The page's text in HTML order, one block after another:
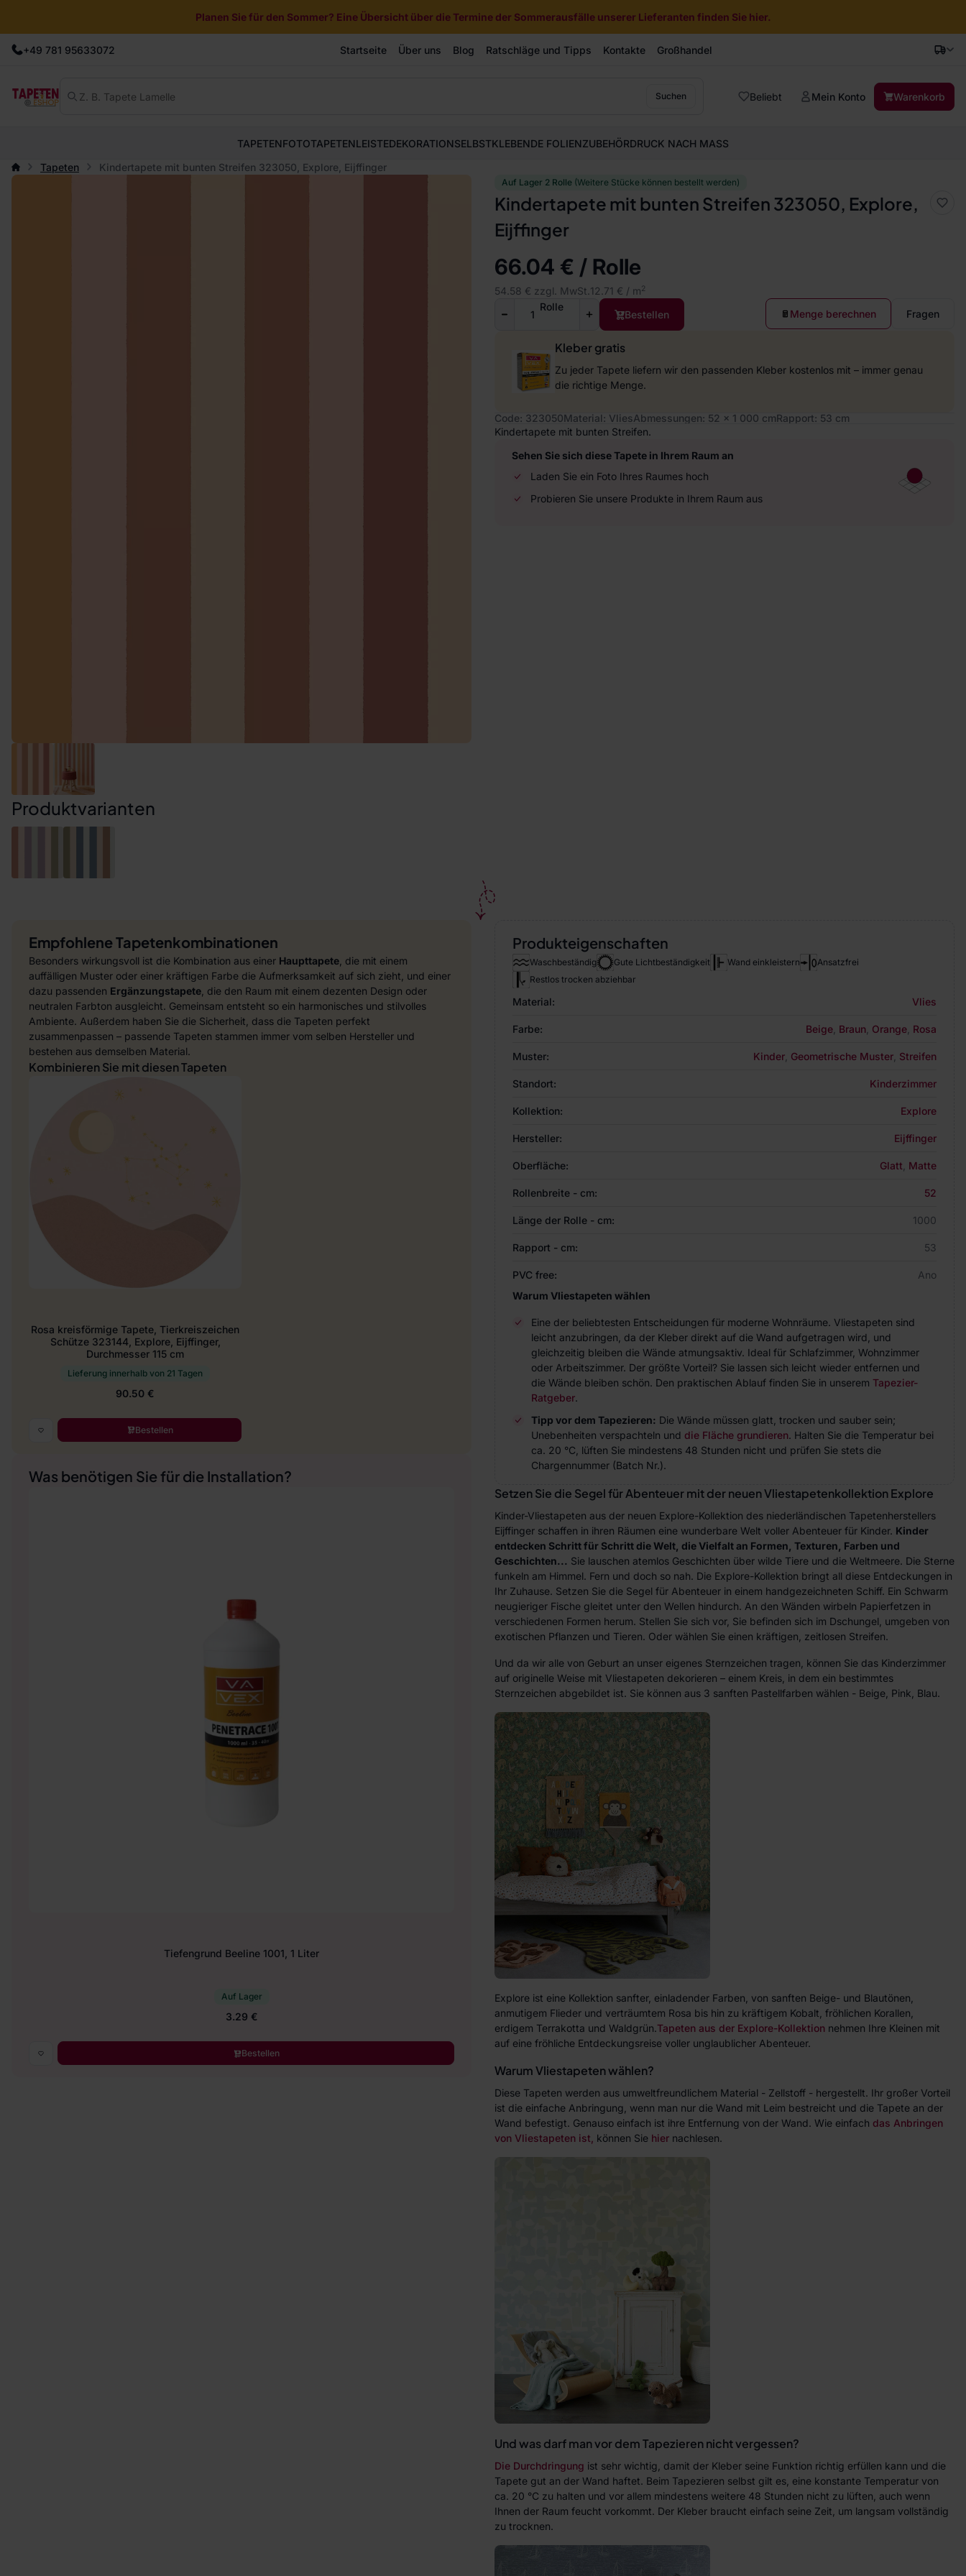
Planen Sie für den Sommer? Eine Übersicht über die Termine der Sommerausfälle unserer Lieferanten finden Sie hier.
+49 781 95633072 Startseite Über uns Blog Ratschläge und Tipps Kontakte Großhandel
Suchen Beliebt Mein Konto Warenkorb
TAPETENFOTOTAPETENLEISTEDEKORATIONSELBSTKLEBENDE FOLIENZUBEHÖRDRUCK NACH MASS
Tapeten
Kindertapete mit bunten Streifen 323050, Explore, Eijffinger
Auf Lager 2 Rolle (Weitere Stücke können bestellt werden)
Kindertapete mit bunten Streifen 323050, Explore,
Eijffinger
66.04 € / Rolle
54.58 € zzgl. MwSt. 12.71 € / m2
Rolle
Bestellen Menge berechnen Fragen
Kleber gratis
Zu jeder Tapete liefern wir den passenden Kleber kostenlos mit – immer genau
die richtige Menge.
Code: 323050Material: VliesAbmessungen: 52 x 1 000 cmRapport: 53 cm
Kindertapete mit bunten Streifen.
Sehen Sie sich diese Tapete in Ihrem Raum an
Laden Sie ein Foto Ihres Raumes hoch
Probieren Sie unsere Produkte in Ihrem Raum aus
Produktvarianten
Produkteigenschaften
Waschbeständig Gute Lichtbeständigkeit Wand einkleistern
Ansatzfrei
Restlos trocken abziehbar
Material: Vlies
Farbe: Beige Braun Orange Rosa
Muster: Kinder Geometrische Muster Streifen
Standort: Kinderzimmer
Kollektion: Explore
Hersteller: Eijffinger
Oberfläche: Glatt Matte
Rollenbreite - cm: 52
Länge der Rolle - cm: 1000
Rapport - cm: 53
PVC free:
Ano
Warum Vliestapeten wählen
Eine der beliebtesten Entscheidungen für moderne Wohnräume. Vliestapeten sind
leicht anzubringen, da der Kleber direkt auf die Wand aufgetragen wird, und
gleichzeitig bleiben die Wände atmungsaktiv. Ideal für Schlafzimmer, Wohnzimmer
oder Arbeitszimmer. Der größte Vorteil? Sie lassen sich leicht wieder entfernen und
die Wände bleiben schön. Den praktischen Ablauf finden Sie in unserem Tapezier-
Ratgeber.
Tipp vor dem Tapezieren: Die Wände müssen glatt, trocken und sauber sein;
Unebenheiten verspachteln und die Fläche grundieren. Halten Sie die Temperatur bei
ca. 20 °C, lüften Sie mindestens 48 Stunden nicht und prüfen Sie stets die
Chargennummer (Batch Nr.).
Setzen Sie die Segel für Abenteuer mit der neuen Vliestapetenkollektion Explore
Kinder-Vliestapeten aus der neuen Explore-Kollektion des niederländischen Tapetenherstellers
Eijffinger schaffen in ihren Räumen eine wunderbare Welt voller Abenteuer für Kinder. Kinder
entdecken Schritt für Schritt die Welt, die Vielfalt an Formen, Texturen, Farben und
Geschichten... Sie lauschen atemlos Geschichten über wilde Tiere und die Weltmeere. Die Sterne
funkeln am Himmel. Fern und doch so nah. Die Explore-Kollektion bringt all diese Entdeckungen in
Ihr Zuhause. Setzen Sie die Segel für Abenteuer in einem handgezeichneten Schiff. Ein Schwarm
neugieriger Fische gleitet unter den Wellen hindurch. An den Wänden wirbeln Papierfetzen in
verschiedenen Formen herum. Stellen Sie sich vor, Sie befinden sich im Dschungel, umgeben von
exotischen Pflanzen und Tieren. Oder wählen Sie einen kräftigen, zeitlosen Streifen.
Und da wir alle von Geburt an unser eigenes Sternzeichen tragen, können Sie das Kinderzimmer
auf originelle Weise mit Vliestapeten dekorieren – einem Kreis, in dem ein bestimmtes
Sternzeichen abgebildet ist. Sie können aus 3 sanften Pastellfarben wählen - Beige, Pink, Blau.
Explore ist eine Kollektion sanfter, einladender Farben, von sanften Beige- und Blautönen,
anmutigem Flieder und verträumtem Rosa bis hin zu kräftigem Kobalt, fröhlichen Korallen,
erdigem Terrakotta und Waldgrün.Tapeten aus der Explore-Kollektion nehmen Ihre Kleinen mit
auf eine fröhliche Entdeckungsreise voller unglaublicher Abenteuer.
Warum Vliestapeten wählen?
Diese Tapeten werden aus umweltfreundlichem Material - Zellstoff - hergestellt. Ihr großer Vorteil
ist die einfache Anbringung, wenn man nur die Wand mit Leim bestreicht und die Tapete an der
Wand befestigt. Genauso einfach ist ihre Entfernung von der Wand. Wie einfach das Anbringen
von Vliestapeten ist, können Sie hier nachlesen.
Und was darf man vor dem Tapezieren nicht vergessen?
Die Durchdringung ist sehr wichtig, damit der Kleber seine Funktion richtig erfüllen kann und die
Tapete gut an der Wand haftet. Beim Tapezieren selbst gilt es, eine konstante Temperatur von
ca. 20 °C zu halten und vor allem mindestens weitere 48 Stunden nicht zu lüften, auch wenn
Ihnen der Raum feucht vorkommt. Der Kleber braucht einfach seine Zeit, um langsam vollständig
zu trocknen.
Empfohlene Tapetenkombinationen
Besonders wirkungsvoll ist die Kombination aus einer Haupttapete , die mit einem
auffälligen Muster oder einer kräftigen Farbe die Aufmerksamkeit auf sich zieht, und einer
dazu passenden Ergänzungstapete , die den Raum mit einem dezenten Design oder
neutralen Farbton ausgleicht. Gemeinsam entsteht so ein harmonisches und stilvolles
Ambiente. Außerdem haben Sie die Sicherheit, dass die Tapeten perfekt
zusammenpassen – passende Tapeten stammen immer vom selben Hersteller und
bestehen aus demselben Material.
Kombinieren Sie mit diesen Tapeten
Rosa kreisförmige Tapete, Tierkreiszeichen
Schütze 323144, Explore, Eijffinger,
Durchmesser 115 cm
Lieferung innerhalb von 21 Tagen
90.50 €
Bestellen
Was benötigen Sie für die Installation?
Tiefengrund Beeline 1001, 1 Liter
Auf Lager
3.29 €
Bestellen